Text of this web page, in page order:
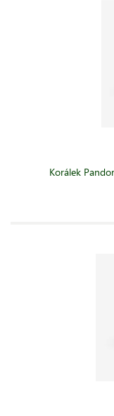
Korálek